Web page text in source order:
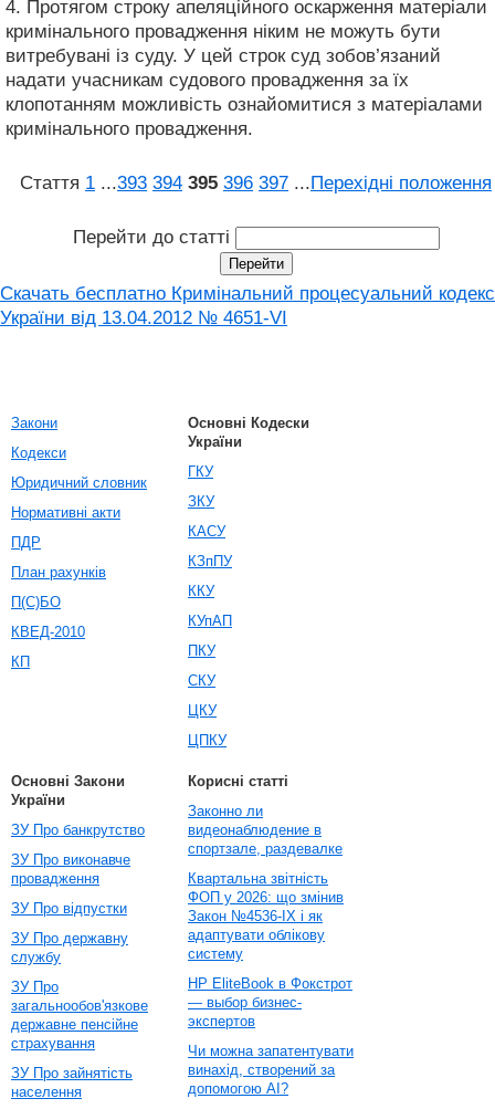
4. Протягом строку апеляційного оскарження матеріали
кримінального провадження ніким не можуть бути
витребувані із суду. У цей строк суд зобов’язаний
надати учасникам судового провадження за їх
клопотанням можливість ознайомитися з матеріалами
кримінального провадження.
Стаття 1 ...393 394 395 396 397 ...Перехідні положення
Перейти до статті
Скачать бесплатно Кримінальний процесуальний кодекс
України від 13.04.2012 № 4651-VI
Закони
Кодекси
Юридичний словник
Нормативні акти
ПДР
План рахунків
П(С)БО
КВЕД-2010
КП
Основні Кодески
України
ГКУ
ЗКУ
КАСУ
КЗпПУ
ККУ
КУпАП
ПКУ
СКУ
ЦКУ
ЦПКУ
Основні Закони
України
ЗУ Про банкрутство
ЗУ Про виконавче
провадження
ЗУ Про відпустки
ЗУ Про державну
службу
ЗУ Про
загальнообов'язкове
державне пенсійне
страхування
ЗУ Про зайнятість
населення
Корисні статті
Законно ли
видеонаблюдение в
спортзале, раздевалке
Квартальна звітність
ФОП у 2026: що змінив
Закон №4536-IX і як
адаптувати облікову
систему
HP EliteBook в Фокстрот
— выбор бизнес-
экспертов
Чи можна запатентувати
винахід, створений за
допомогою AI?